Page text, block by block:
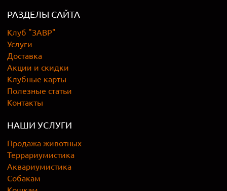
РАЗДЕЛЫ САЙТА
Клуб "ЗАВР"
Услуги
Доставка
Акции и скидки
Клубные карты
Полезные статьи
Контакты
НАШИ УСЛУГИ
Продажа животных
Террариумистика
Аквариумистика
Собакам